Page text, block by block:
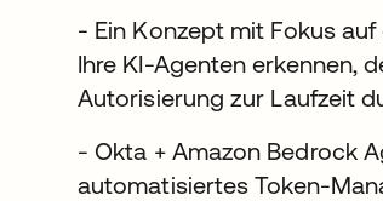
- Ein Konzept mit Fokus
Ihre KI-Agenten erkennen,
Autorisierung zur Laufzeit
- Okta + Amazon Bedrock
automatisiertes Token-